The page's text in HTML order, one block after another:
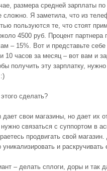
размера средней зарплаты
сложно. Я заметила, что из
пользуются те, что стоят
4500 руб. Процент
– 15%. Вот и представьте
10 часов за месяц – вот вам и
получить эту зарплатку,
сделать?
дает свои магазины, но дает их
связаться с суппортом в
продвигать свой
и
– делать сплоги, доры и так